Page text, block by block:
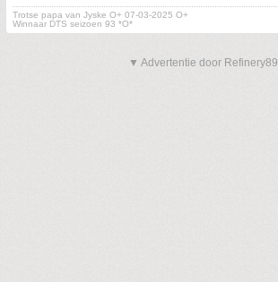
Trotse papa van Jyske O+ 07-03-2025 O+
Winnaar DTS seizoen 93 *O*
▼ Advertentie door Refinery89